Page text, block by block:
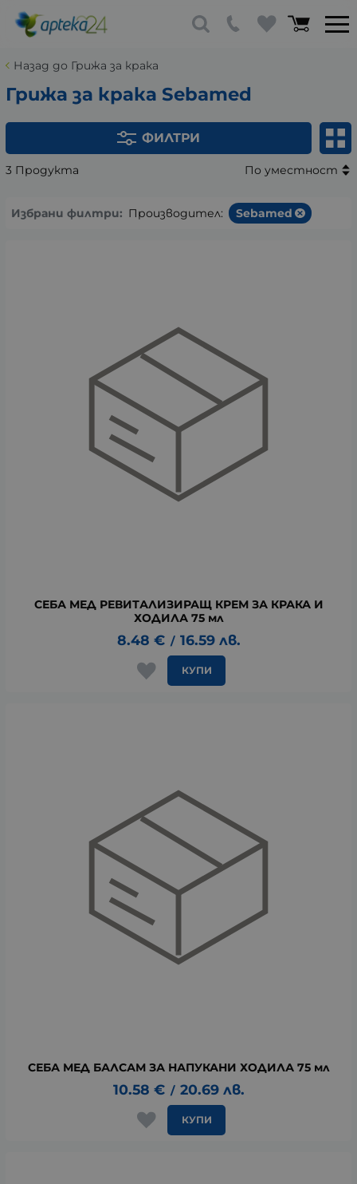
Назад до Грижа за крака
Грижа за крака Sebamed
ФИЛТРИ
3 Продукта По уместност
Избрани филтри: Производител: Sebamed
СЕБА МЕД РЕВИТАЛИЗИРАЩ КРЕМ ЗА КРАКА И
ХОДИЛА 75 мл
8.48 € / 16.59 лв.
КУПИ
СЕБА МЕД БАЛСАМ ЗА НАПУКАНИ ХОДИЛА 75 мл
10.58 € / 20.69 лв.
КУПИ